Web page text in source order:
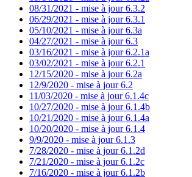
08/31/2021 - mise à jour 6.3.2
06/29/2021 - mise à jour 6.3.1
05/10/2021 - mise à jour 6.3a
04/27/2021 - mise à jour 6.3
03/16/2021 - mise à jour 6.2.1a
03/02/2021 - mise à jour 6.2.1
12/15/2020 - mise à jour 6.2a
12/9/2020 - mise à jour 6.2
11/03/2020 - mise à jour 6.1.4c
10/27/2020 - mise à jour 6.1.4b
10/21/2020 - mise à jour 6.1.4a
10/20/2020 - mise à jour 6.1.4
9/9/2020 - mise à jour 6.1.3
7/28/2020 - mise à jour 6.1.2d
7/21/2020 - mise à jour 6.1.2c
7/16/2020 - mise à jour 6.1.2b